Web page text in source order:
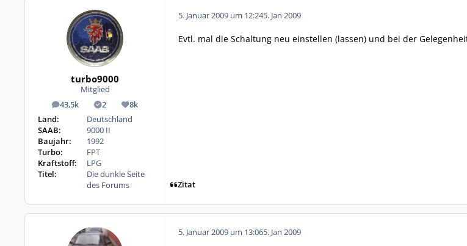
turbo9000
Mitglied
43,5k
Beiträge 2
Lösungen
8k
Reputation
Land:
Deutschland
SAAB:
9000 II
Baujahr:
1992
Turbo:
FPT
Kraftstoff:
LPG
Titel:
Die dunkle Seite
des Forums
5. Januar 2009 um 12:245. Jan 2009
Evtl. mal die Schaltung neu einstellen (lassen) und bei der
Zitat
5. Januar 2009 um 13:065. Jan 2009